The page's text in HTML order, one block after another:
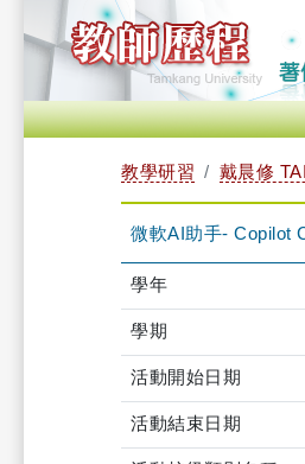
教學研習 戴晨修
微軟AI助手- Copilot
學年
學期
活動開始日期
活動結束日期